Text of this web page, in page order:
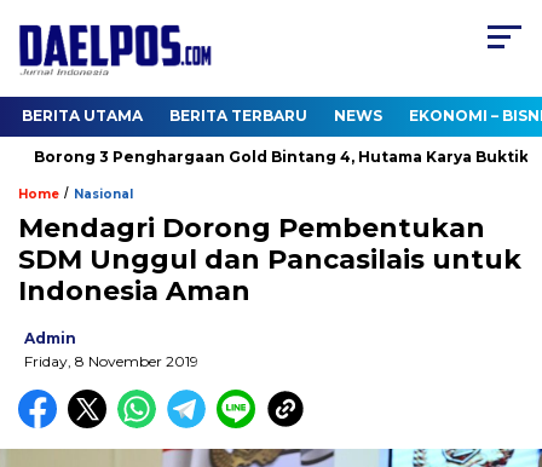
BERITA UTAMA BERITA TERBARU NEWS EKONOMI –
Borong 3 Penghargaan Gold Bintang 4, Hutama Karya Buktikan
Home / Nasional
Mendagri Dorong Pembentukan
SDM Unggul dan Pancasilais untuk
Indonesia Aman
Admin
Friday, 8 November 2019